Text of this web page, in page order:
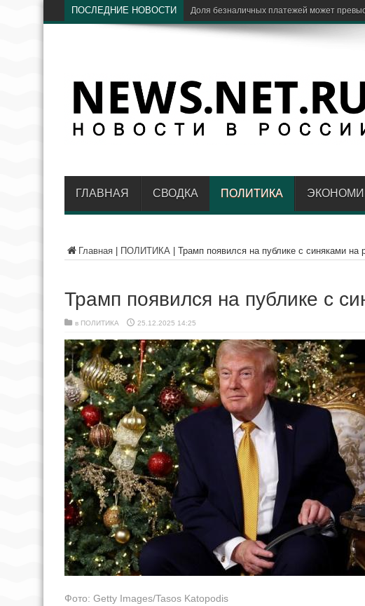
ПОСЛЕДНИЕ НОВОСТИ ЦБ
ГЛАВНАЯ СВОДКА ПОЛИТИКА
Главная ПОЛИТИКА Трамп появился на публике с синяками на
Трамп появился на публике с
в ПОЛИТИКА 25.12.2025 14:25
Фото: Getty Images/Tasos Katopodis